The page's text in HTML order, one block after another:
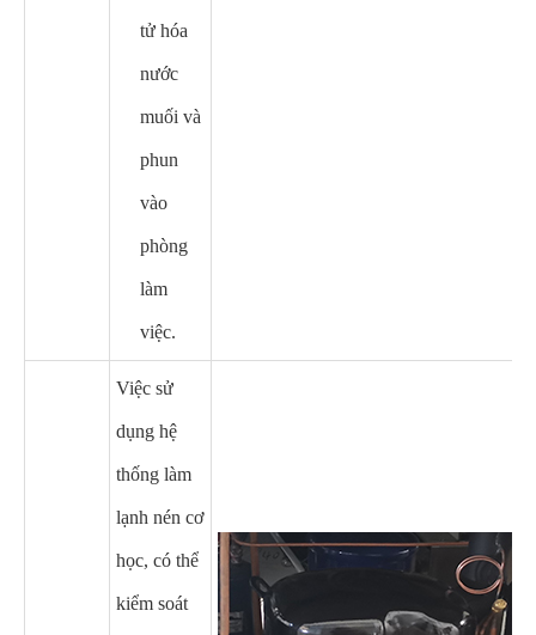
tử hóa
nước
muối và
phun
vào
phòng
làm
việc.
Việc sử
dụng hệ
thống làm
lạnh nén cơ
học, có thể
kiểm soát